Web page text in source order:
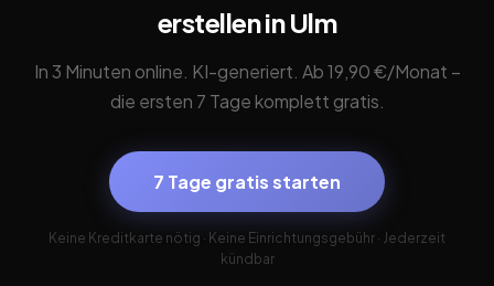
erstellen in Ulm
In 3 Minuten online. KI-generiert. Ab 19,90 €/Monat –
die ersten 7 Tage komplett gratis.
7 Tage gratis starten
Keine Kreditkarte nötig · Keine Einrichtungsgebühr · Jederzeit
kündbar